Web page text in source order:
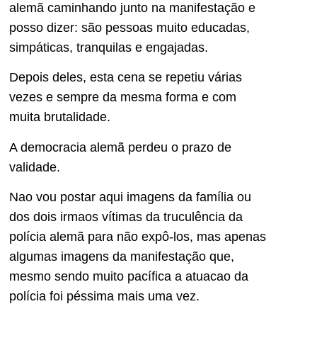
alemã caminhando junto na manifestação e
posso dizer: são pessoas muito educadas,
simpáticas, tranquilas e engajadas.
Depois deles, esta cena se repetiu várias
vezes e sempre da mesma forma e com
muita brutalidade.
A democracia alemã perdeu o prazo de
validade.
Nao vou postar aqui imagens da família ou
dos dois irmaos vítimas da truculência da
polícia alemã para não expô-los, mas apenas
algumas imagens da manifestação que,
mesmo sendo muito pacífica a atuacao da
polícia foi péssima mais uma vez.